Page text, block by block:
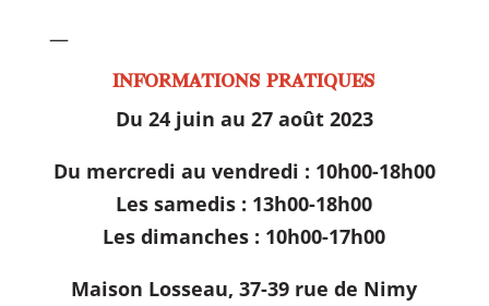
—
INFORMATIONS PRATIQUES
Du 24 juin au 27 août 2023
Du mercredi au vendredi : 10h00-18h00
Les samedis : 13h00-18h00
Les dimanches : 10h00-17h00
Maison Losseau, 37-39 rue de Nimy